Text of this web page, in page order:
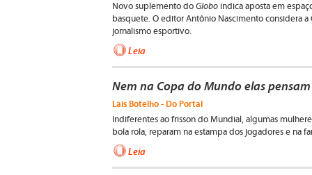
Novo suplemento do Globo indica aposta em
basquete. O editor Antônio Nascimento considera
jornalismo esportivo.
Leia
Nem na Copa do Mundo elas
Lais Botelho - Do Portal
Indiferentes ao frisson do Mundial, algumas
bola rola, reparam na estampa dos jogadores e na
Leia